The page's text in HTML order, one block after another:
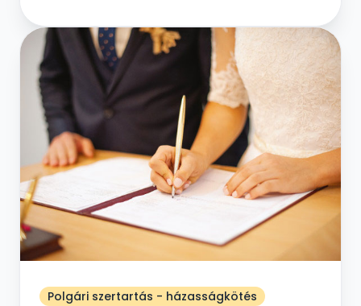
foghatod személyesre is az esküvői
gratulációt. De ha nincs írói vénád, akkor
máshonnan is inspirálódhatsz.
Polgári szertartás - házasságkötés